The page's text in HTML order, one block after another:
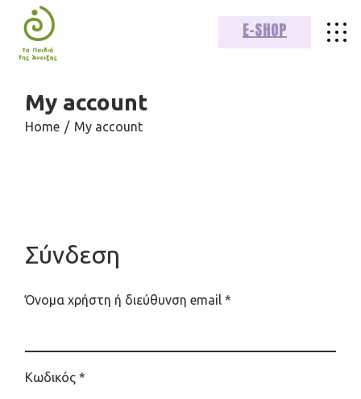
content
E-SHOP
My account
Home My account
Σύνδεση
Όνομα χρήστη ή διεύθυνση email*
Κωδικός*